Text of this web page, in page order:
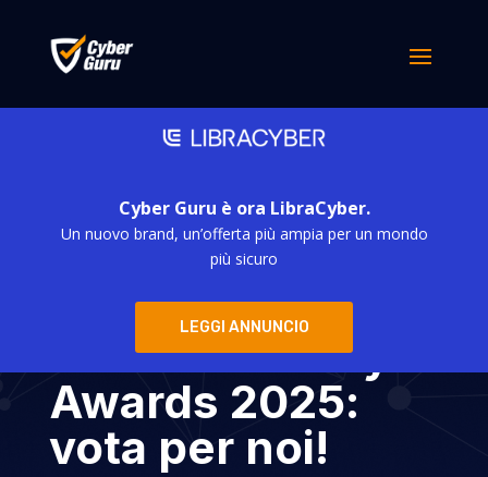
Cyber Guru è ora LibraCyber.
Un nuovo brand, un’offerta più ampia per un mondo
più sicuro
LEGGI ANNUNCIO
Cyber Guru
candidata agli
Italian Security
Awards 2025:
vota per noi!